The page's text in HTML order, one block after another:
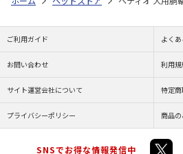
ご利用ガイド よく
お問い合わせ 利用
サイト運営会社について 特定
プライバシーポリシー 商品
SNSでお得な情報発信中